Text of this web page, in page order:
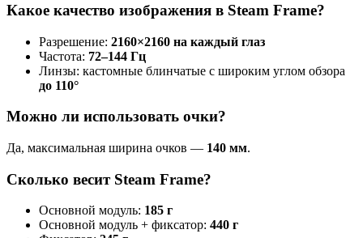
Какое качество изображения в Steam Frame?
Разрешение: 2160×2160 на каждый глаз
Частота: 72–144 Гц
Линзы: кастомные блинчатые с широким углом обзора
до 110°
Можно ли использовать очки?
Да, максимальная ширина очков — 140 мм.
Сколько весит Steam Frame?
Основной модуль: 185 г
Основной модуль + фиксатор: 440 г